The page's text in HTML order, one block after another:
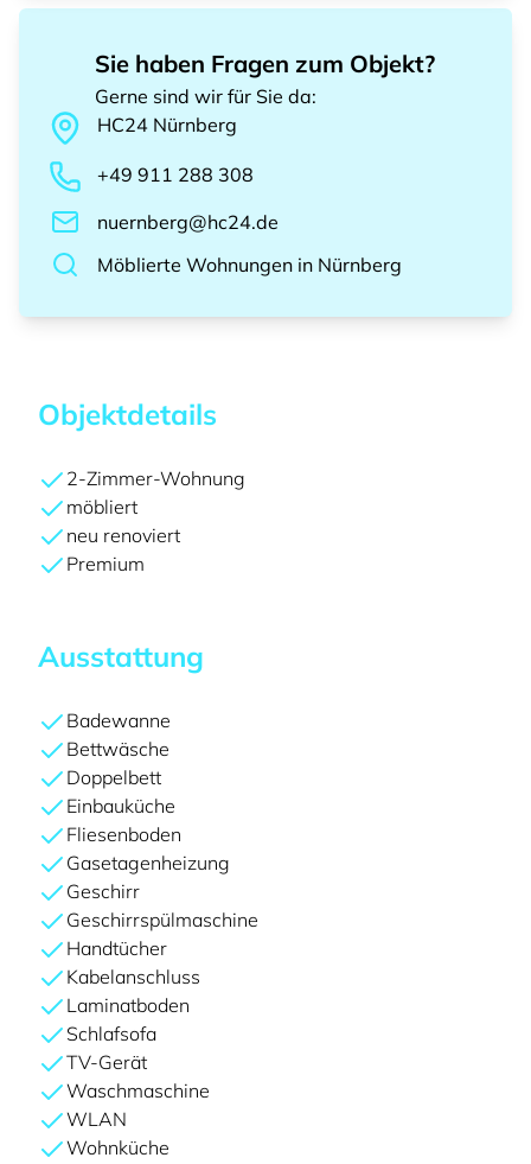
Sie haben Fragen zum Objekt?
Gerne sind wir für Sie da:
HC24 Nürnberg
+49 911 288 308
nuernberg@hc24.de
Möblierte Wohnungen in Nürnberg
Objektdetails
2-Zimmer-Wohnung
möbliert
neu renoviert
Premium
Ausstattung
Badewanne
Bettwäsche
Doppelbett
Einbauküche
Fliesenboden
Gasetagenheizung
Geschirr
Geschirrspülmaschine
Handtücher
Kabelanschluss
Laminatboden
Schlafsofa
TV-Gerät
Waschmaschine
WLAN
Wohnküche